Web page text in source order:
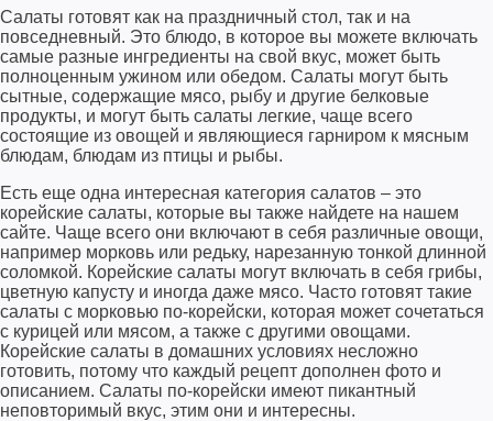
Салаты готовят как на праздничный стол, так и на
повседневный. Это блюдо, в которое вы можете включать
самые разные ингредиенты на свой вкус, может быть
полноценным ужином или обедом. Салаты могут быть
сытные, содержащие мясо, рыбу и другие белковые
продукты, и могут быть салаты легкие, чаще всего
состоящие из овощей и являющиеся гарниром к мясным
блюдам, блюдам из птицы и рыбы.
Есть еще одна интересная категория салатов – это
корейские салаты, которые вы также найдете на нашем
сайте. Чаще всего они включают в себя различные овощи,
например морковь или редьку, нарезанную тонкой длинной
соломкой. Корейские салаты могут включать в себя грибы,
цветную капусту и иногда даже мясо. Часто готовят такие
салаты с морковью по-корейски, которая может сочетаться
с курицей или мясом, а также с другими овощами.
Корейские салаты в домашних условиях несложно
готовить, потому что каждый рецепт дополнен фото и
описанием. Салаты по-корейски имеют пикантный
неповторимый вкус, этим они и интересны.